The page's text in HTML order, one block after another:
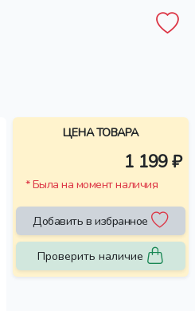
ЦЕНА ТОВАРА
1 199 ₽
* Была на момент наличия
Добавить в избранное
Проверить наличие